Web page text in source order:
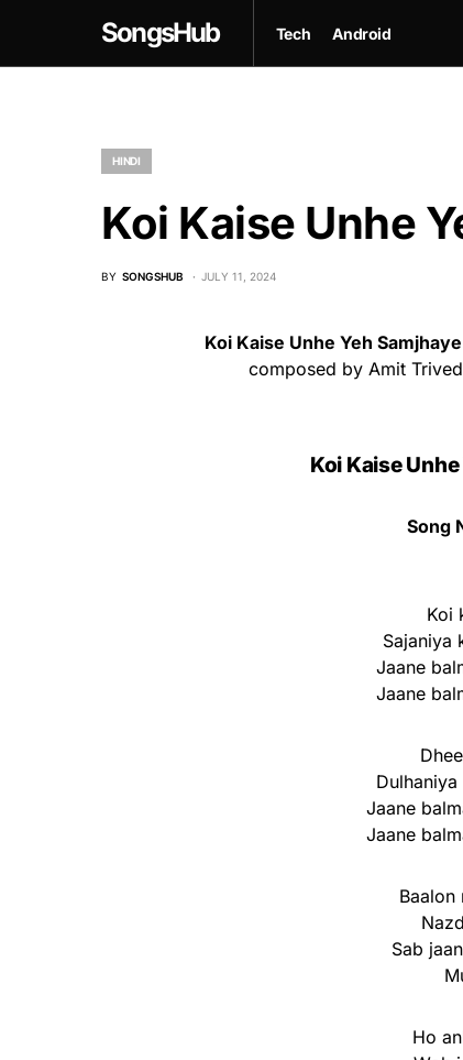
SongsHub Tech Android
HINDI
Koi Kaise Unhe
BY SONGSHUB JULY 11, 2024
Koi Kaise Unhe Yeh Samjhaye
composed by Amit
Koi Kaise
Song
Koi
Sajaniya
Jaane
Jaane
Jaane
Jaane
Baalon
Sab
Ho